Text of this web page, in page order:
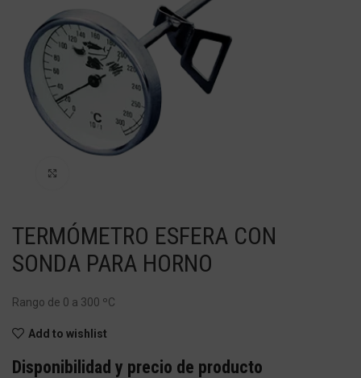
TERMÓMETRO ESFERA CON
SONDA PARA HORNO
Rango de 0 a 300 ºC
Add to wishlist
Disponibilidad y precio de producto